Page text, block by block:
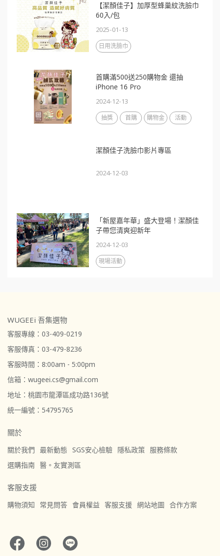
【潔顏佳子】加厚型蜂巢紋洗臉巾
60入/包
2025-01-13
日用洗臉巾
首購滿500送250購物金 還抽
iPhone 16 Pro
2024-12-13
抽獎 首購 購物金 活動
潔顏佳子洗臉巾影片專區
2024-12-03
「新屋嘉年華」盛大登場！潔顏佳
子帶您清爽迎新年
2024-12-03
現場活動
WUGEEi 吾集選物
客服專線：03-409-0219
客服傳真：03-479-8236
客服時間：8:00am - 5:00pm
信箱：wugeei.cs@gmail.com
地址：桃園市龍潭區成功路136號
統一編號：54795765
關於
關於我們 最新動態 SGS安心檢驗 隱私政策 服務條款
選購指南 醫。友實測區
客服支援
購物須知 常見問答 會員權益 客服支援 網站地圖 合作方案